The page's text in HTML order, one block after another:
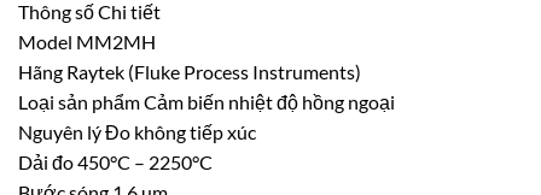
Thông số Chi tiết
Model MM2MH
Hãng Raytek (Fluke Process Instruments)
Loại sản phẩm Cảm biến nhiệt độ hồng ngoại
Nguyên lý Đo không tiếp xúc
Dải đo 450°C – 2250°C